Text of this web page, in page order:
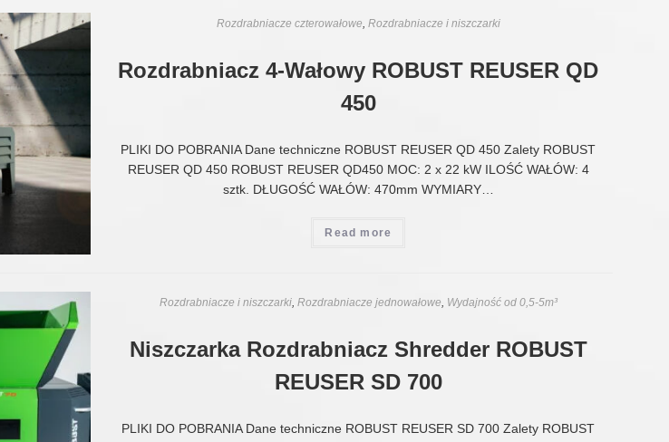
Rozdrabniacze czterowałowe, Rozdrabniacze i niszczarki
Rozdrabniacz 4-Wałowy ROBUST REUSER QD
450
PLIKI DO POBRANIA Dane techniczne ROBUST REUSER QD 450 Zalety ROBUST
REUSER QD 450 ROBUST REUSER QD450 MOC: 2 x 22 kW ILOŚĆ WAŁÓW: 4
sztk. DŁUGOŚĆ WAŁÓW: 470mm WYMIARY…
Read more
Rozdrabniacze i niszczarki, Rozdrabniacze jednowałowe, Wydajność od 0,5-5m³
Niszczarka Rozdrabniacz Shredder ROBUST
REUSER SD 700
PLIKI DO POBRANIA Dane techniczne ROBUST REUSER SD 700 Zalety ROBUST